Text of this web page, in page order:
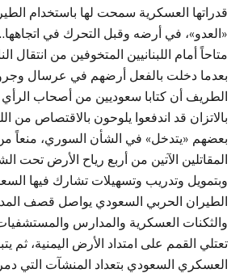
قدراتها العسكرية سمحت لها باستخدام
«العدو»، في أرضه وقبل التحرك في
متاحاً أمام اللبنانيين المتخوفين من انتقال
بعدما دخلت بالفعل أرضهم في عرسال
الطريف أن كتابا سعوديين من أصحاب الرأي
بالاتزان قد اندفعوا يلوحون بالاقتصاص من
بعضهم «يتدخل» في الشأن السوري، منعاً
المقاتلين الآتين من أربع رياح الأرض تحت
وبتمويل وتدريب وتسهيلات تشارك فيها
الطيران الحربي السعودي يواصل قصف
والثكنات العسكرية والمدارس
تعتلي القمم على امتداد الأرض اليمنية، ثم
العسكري السعودي بتعداد المنشآت التي